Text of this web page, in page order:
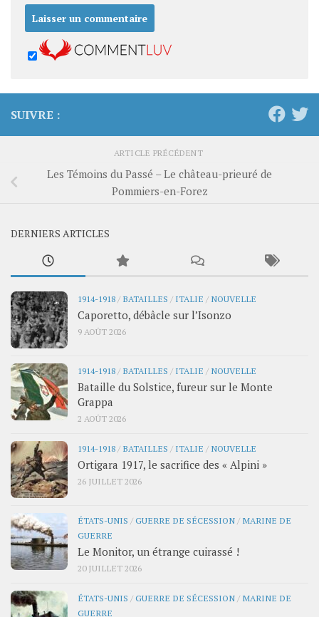
SUIVRE :
ARTICLE PRÉCÉDENT
Les Témoins du Passé – Le château-prieuré de
Pommiers-en-Forez
DERNIERS ARTICLES
1914-1918/ BATAILLES / ITALIE / NOUVELLE
Caporetto, débâcle sur l’Isonzo
9 AOÛT 2026
1914-1918/ BATAILLES / ITALIE / NOUVELLE
Bataille du Solstice, fureur sur le Monte
Grappa
2 AOÛT 2026
1914-1918/ BATAILLES / ITALIE / NOUVELLE
Ortigara 1917, le sacrifice des « Alpini »
26 JUILLET 2026
ÉTATS-UNIS /GUERRE DE SÉCESSION/ MARINE DE
GUERRE
Le Monitor, un étrange cuirassé !
20 JUILLET 2026
ÉTATS-UNIS /GUERRE DE SÉCESSION/ MARINE DE
GUERRE